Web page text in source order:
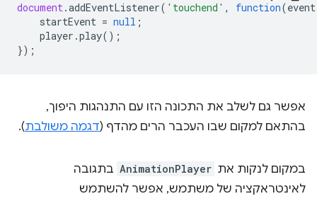
document.addEventListener( 'touchend' , function(event
startEvent = null ;
player .play();
});
אפשר גם לשלב את התכונה הזו עם התנהגות היפוך,
בהתאם למקום שבו העכבר הרים מהדף (דגמה משולבת).
במקום לנקות את AnimationPlayer בתגובה
לאינטראקציה של משתמש, אפשר להשתמש